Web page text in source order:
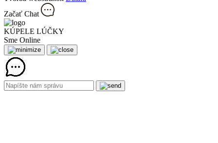
Začať Chat
KÚPELE LÚČKY
Sme Online